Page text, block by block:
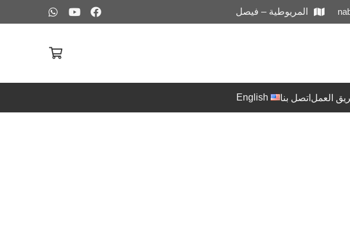
المريوطية – فيصل
العمل اتصل بنا English